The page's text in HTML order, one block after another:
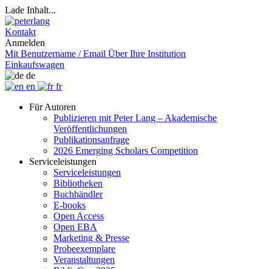
Lade Inhalt...
Kontakt
Anmelden
Mit Benutzername / Email Über Ihre Institution
Einkaufswagen
de
en
fr
Für Autoren
Publizieren mit Peter Lang – Akademische
Veröffentlichungen
Publikationsanfrage
2026 Emerging Scholars Competition
Serviceleistungen
Serviceleistungen
Bibliotheken
Buchhändler
E-books
Open Access
Open EBA
Marketing & Presse
Probeexemplare
Veranstaltungen